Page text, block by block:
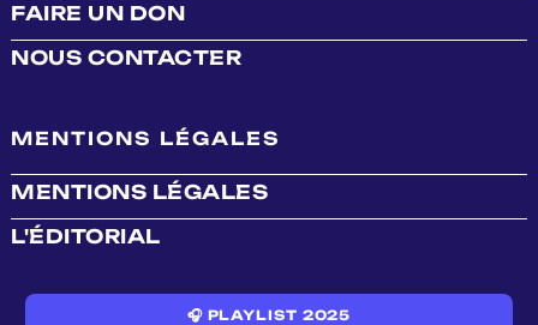
FAIRE UN DON
NOUS CONTACTER
MENTIONS LÉGALES
MENTIONS LÉGALES
L'ÉDITORIAL
🎧 PLAYLIST 2025